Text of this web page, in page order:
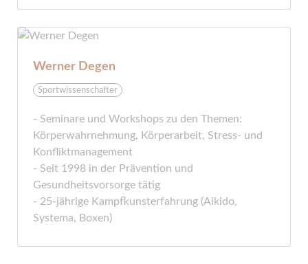
Werner Degen
Sportwissenschafter
- Seminare und Workshops zu den Themen:
Körperwahrnehmung, Körperarbeit, Stress- und
Konfliktmanagement
- Seit 1998 in der Prävention und
Gesundheitsvorsorge tätig
- 25-jährige Kampfkunsterfahrung (Aikido,
Systema, Boxen)